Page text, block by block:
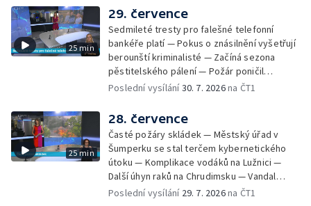
mraženými potravinami v horku — Slavnostní
vyřazení absolventů Univerzity obrany —
Zájem o obytné vozy roste — Praha má
novou servisní loď — Vidická samoobslužná
prodejna si na provoz vydělá — U jezera
Most začíná festival Let It Roll — Vyvrcholil
bouřkový neboli jelení úplněk — Kanoistka
25 min
29. července
Sedmileté tresty pro falešné telefonní
bankéře platí — Pokus o znásilnění vyšetřují
berounští kriminalisté — Začíná sezona
pěstitelského pálení — Požár poničil
historickou vilu Marta v Písku — Končí Letní
odpad — Nedostatek vody na Hracholuskách
— Příprava nového plavebního stupně v
Děčíně — Biokoridor pro užovku stromovou
— Záchrana liblického vysílače — První
koncert Diany Ross v Česku — Výroba
obrněných vozidel CV90 — Biokoridor pod
vedením vysokého napětí
Poslední vysílání30. 7. 2026na ČT1
25 min
28. července
Časté požáry skládek — Městský úřad v
Šumperku se stal terčem kybernetického
útoku — Komplikace vodáků na Lužnici —
Další úhyn raků na Chrudimsku — Vandal
poškodil okna na Ještědu — Lvice Elza má
Poslední vysílání 29. 7. 2026na ČT1